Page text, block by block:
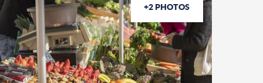
+2 PHOTOS